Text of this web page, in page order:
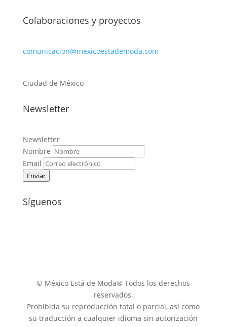
Colaboraciones y proyectos
comunicacion@mexicoestademoda.com
Ciudad de México
Newsletter
Newsletter
Nombre
Email
Enviar
Síguenos
© México Está de Moda® Todos los derechos
reservados.
Prohibida su reproducción total o parcial, así como
su traducción a cualquier idioma sin autorización